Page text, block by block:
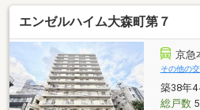
には商業施設も多く利便性
社リビングライフ】創業35
のリビングライフがご紹介
ーンアドバイザーの資格を
パート・プランナー』がお
フプランを無料作成。お気
のお問合せは〈0120-502-
エンゼルハイム大森町第７
京急
その他の
築38年
総戸数